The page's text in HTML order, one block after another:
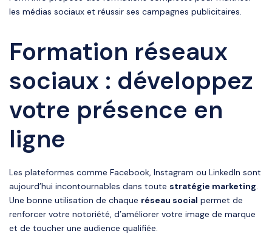
les médias sociaux et réussir ses campagnes publicitaires.
Formation réseaux
sociaux : développez
votre présence en
ligne
Les plateformes comme Facebook, Instagram ou LinkedIn sont
aujourd’hui incontournables dans toute stratégie marketing.
Une bonne utilisation de chaque réseau social permet de
renforcer votre notoriété, d’améliorer votre image de marque
et de toucher une audience qualifiée.